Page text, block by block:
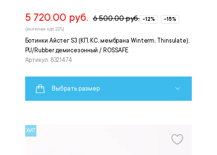
Ботинки Айстег S3 (КП, КС, мембрана Winterm, Thinsulate),
PU/Rubber демисезонный / ROSSAFE
Артикул: 8321474
5 720.00 руб. 6 500.00 руб. -12% -15%
(включая ндс 22%)
Выбрать размер
ХИТ